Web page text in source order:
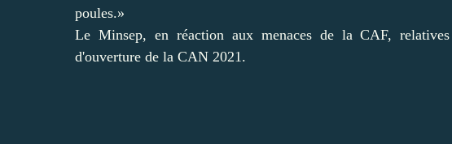
poules.»
Le Minsep, en réaction aux menaces de la CAF,
d'ouverture de la CAN 2021.